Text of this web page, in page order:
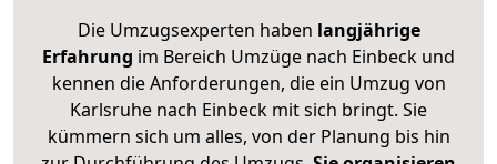
Die Umzugsexperten haben langjährige
Erfahrung im Bereich Umzüge nach Einbeck und
kennen die Anforderungen, die ein Umzug von
Karlsruhe nach Einbeck mit sich bringt. Sie
kümmern sich um alles, von der Planung bis hin